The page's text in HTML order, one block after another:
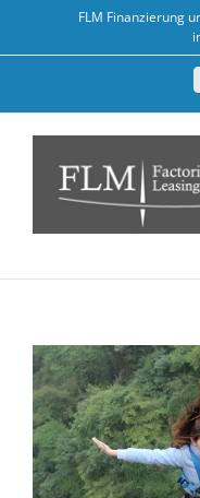
FLM Finanzierung
Zeige
grösseres
Bild